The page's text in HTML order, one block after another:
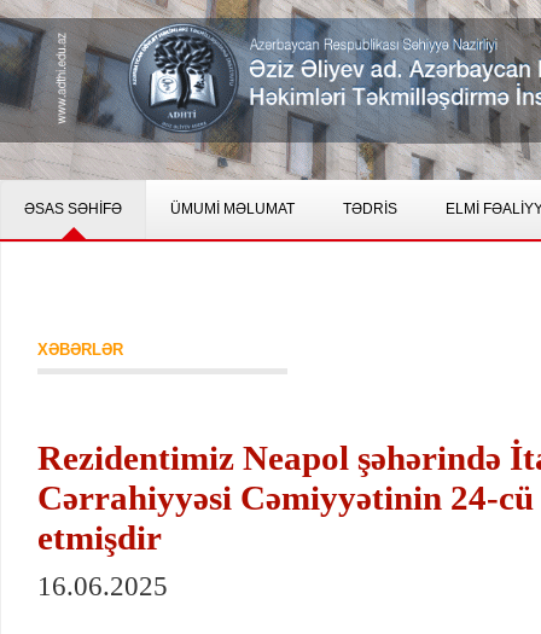
ƏSAS SƏHİFƏ ÜMUMİ MƏLUMAT TƏDRİS ELMİ
XƏBƏRLƏR
Rezidentimiz Neapol şəhərində
Cərrahiyyəsi Cəmiyyətinin 24-cü
etmişdir
16.06.2025